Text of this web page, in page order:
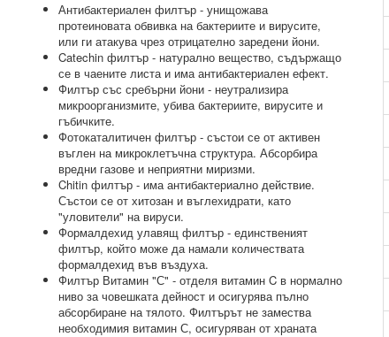
Антибактериален филтър - унищожава
протеиновата обвивка на бактериите и вирусите,
или ги атакува чрез отрицателно заредени йони.
Catechin филтър - натурално вещество, съдържащо
се в чаените листа и има антибактериален ефект.
Филтър със сребърни йони - неутрализира
микроорганизмите, убива бактериите, вирусите и
гъбичките.
Фотокаталитичен филтър - състои се от активен
въглен на микроклетъчна структура. Абсорбира
вредни газове и неприятни миризми.
Chitin филтър - има антибактериално действие.
Състои се от хитозан и въглехидрати, като
"уловители" на вируси.
Формалдехид улавящ филтър - единственият
филтър, който може да намали количествата
формалдехид във въздуха.
Филтър Витамин "С" - отделя витамин C в нормално
ниво за човешката дейност и осигурява пълно
абсорбиране на тялото. Филтърът не замества
необходимия витамин С, осигуряван от храната